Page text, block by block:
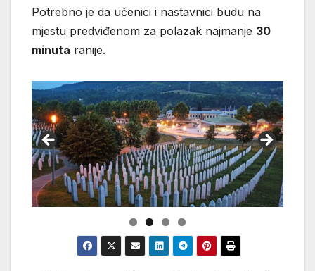
Potrebno je da učenici i nastavnici budu na
mjestu predviđenom za polazak najmanje 30
minuta ranije.